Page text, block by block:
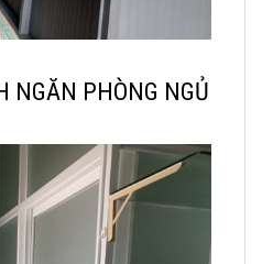
NGĂN PHÒNG NGỦ